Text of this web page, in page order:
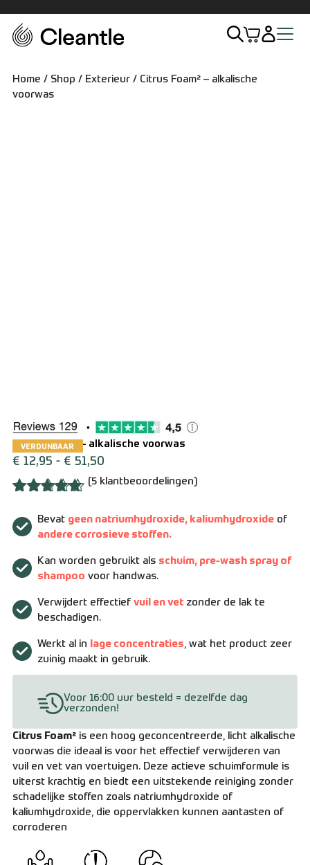
Home
Levering en verzending
Bestellen en betalen
Home / Shop / Exterieur / Citrus Foam² – alkalische
voorwas
Citrus Foam² – alkalische voorwas
VERDUNBAAR
€ 12,95 - € 51,50
5.00 op 5
gebaseerd
klantbeoordelingen
(5 klantbeoordelingen)
Bevat geen natriumhydroxide, kaliumhydroxide of
andere corrosieve stoffen.
Kan worden gebruikt als schuim, pre-wash spray of
shampoo voor handwas.
Verwijdert effectiefvuil en vet zonder de lak te
beschadigen.
Werkt al in lage concentraties, wat het product zeer
zuinig maakt in gebruik.
Voor 16:00 uur besteld = dezelfde dag
verzonden!
Citrus Foam² is een hoog geconcentreerde, licht alkalische
voorwas die ideaal is voor het effectief verwijderen van
vuil en vet van voertuigen. Deze actieve schuimformule is
uiterst krachtig en biedt een uitstekende reiniging zonder
schadelijke stoffen zoals natriumhydroxide of
kaliumhydroxide, die oppervlakken kunnen aantasten of
corroderen